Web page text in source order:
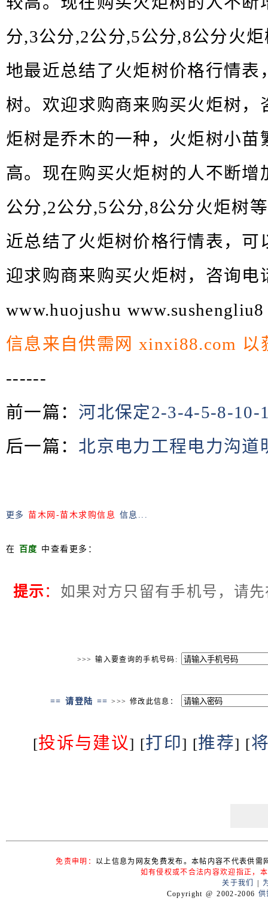
分,3公分,2公分,5公分,8公分火
地最近总结了火炬树价格行情
树。欢迎求购商来购买火炬树，
炬树是乔木的一种，火炬树小
高。现在购买火炬树的人不断
公分,2公分,5公分,8公分火炬树
近总结了火炬树价格行情表，
迎求购商来购买火炬树，咨询电
www.huojushu
信息来自供需网 xinxi88.com 以
------
前一篇： 河北保定2-3-4-5-8-10-
后一篇： 北京电力工程电力沟道
更多苗木网-苗木求购信息 信息...
在 百度 中查看更多：
提示： 如果对方只留有手机号，请
>>> 输入要查询的手机号码:
== 请登陆 == >>> 修改此信息：
[投诉与建议] [打印] [推荐] [
免责申明： 以上信息为网友免费发布。本帖内容不代表供
如有侵权或不合法内容欢迎指正，
关于我们
Copyright @ 2002-2006